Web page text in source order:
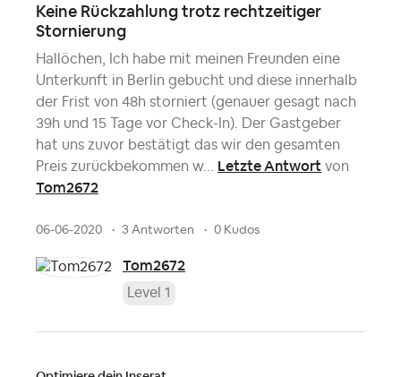
Keine Rückzahlung trotz rechtzeitiger
Stornierung
Hallöchen, Ich habe mit meinen Freunden eine
Unterkunft in Berlin gebucht und diese innerhalb
der Frist von 48h storniert (genauer gesagt nach
39h und 15 Tage vor Check-In). Der Gastgeber
hat uns zuvor bestätigt das wir den gesamten
Preis zurückbekommen w... Letzte Antwort von
Tom2672
06-06-2020 3 Antworten 0 Kudos
Tom2672
Level 1